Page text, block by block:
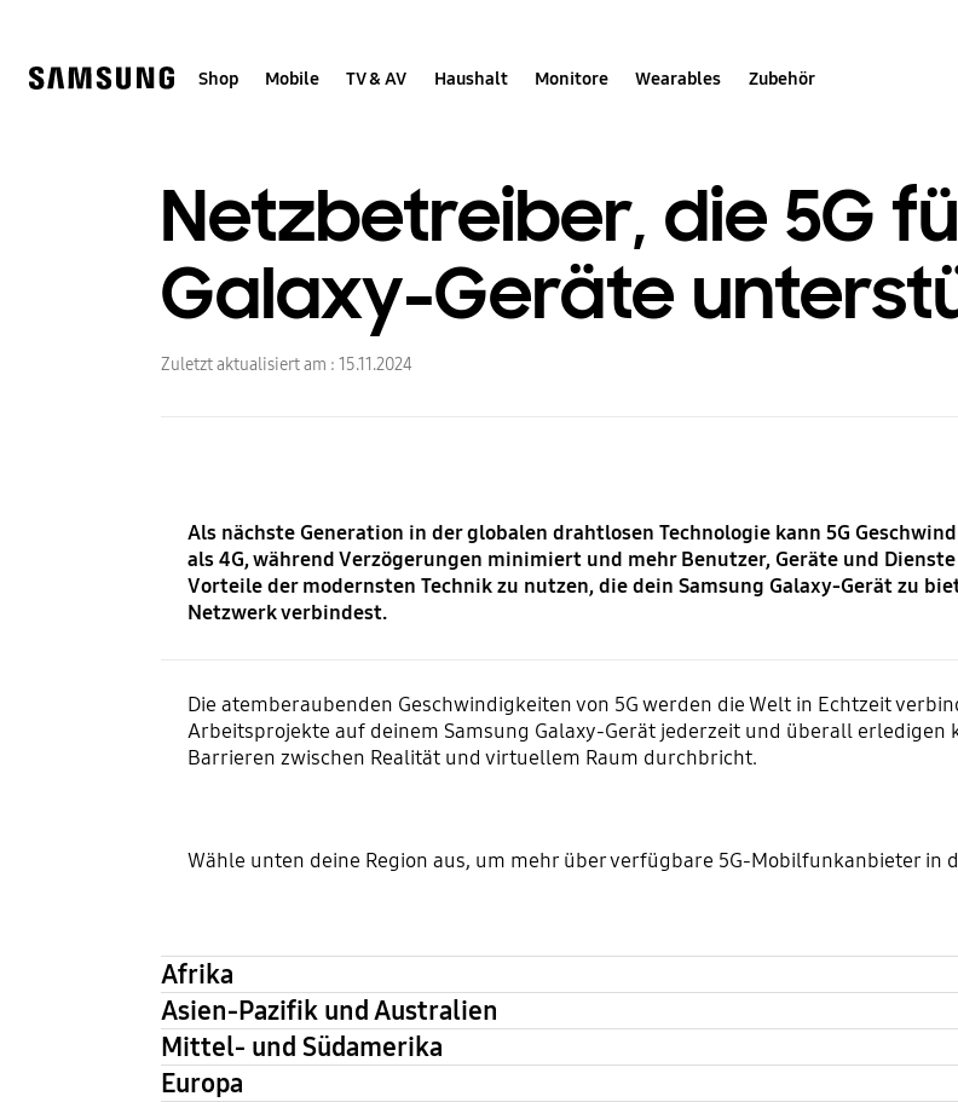
help
Shop Mobile TV & AV Haushalt Monitore Wearables Zubehör
Netzbetreiber, die 5G
Galaxy-Geräte
Zuletzt aktualisiert am : 15.11.2024
Als nächste Generation in der globalen drahtlosen Technologie kann 5G
als 4G, während Verzögerungen minimiert und mehr Benutzer, Geräte und
Vorteile der modernsten Technik zu nutzen, die dein Samsung Galaxy-Gerät zu
Netzwerk verbindest.
Die atemberaubenden Geschwindigkeiten von 5G werden die Welt in Echtzeit
Arbeitsprojekte auf deinem Samsung Galaxy-Gerät jederzeit und überall erledigen
Barrieren zwischen Realität und virtuellem Raum durchbricht.
Wähle unten deine Region aus, um mehr über verfügbare 5G-Mobilfunkanbieter in
Afrika
Asien-Pazifik und Australien
Mittel- und Südamerika
Europa